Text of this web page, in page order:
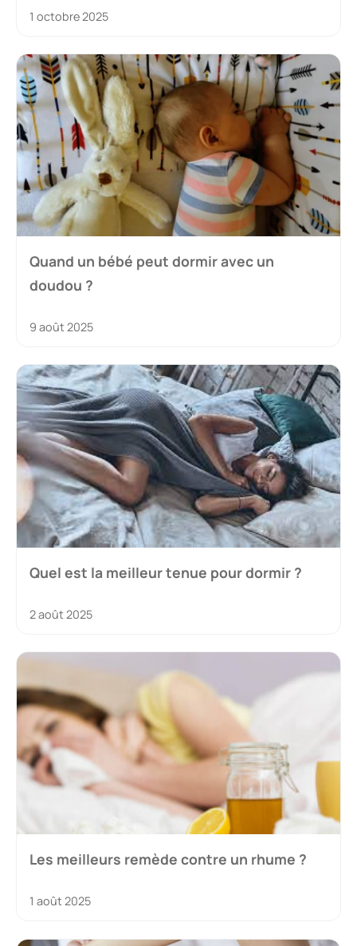
1 octobre 2025
Quand un bébé peut dormir avec un
doudou ?
9 août 2025
Quel est la meilleur tenue pour dormir ?
2 août 2025
Les meilleurs remède contre un rhume ?
1 août 2025